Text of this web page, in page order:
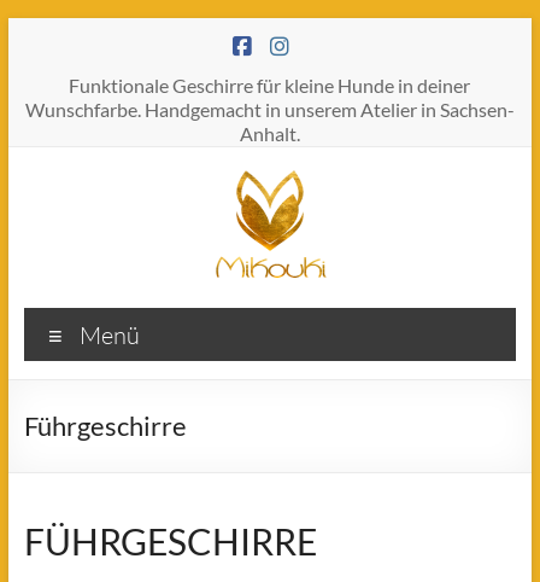
springenFunktionale Geschirre für kleine Hunde in deiner
Wunschfarbe. Handgemacht in unserem Atelier in Sachsen-
Anhalt.
MIKOUKI
Du
nie
großartig
Menü
Führgeschirre
FÜHRGESCHIRRE